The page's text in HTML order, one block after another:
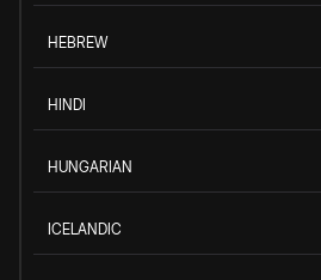
HEBREW
HINDI
HUNGARIAN
ICELANDIC